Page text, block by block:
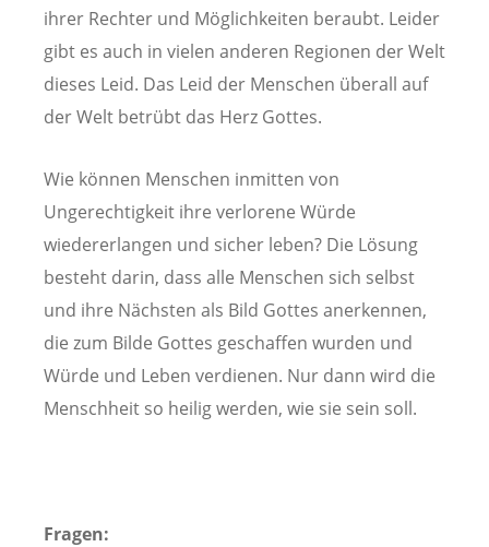
ihrer Rechter und Möglichkeiten beraubt. Leider
gibt es auch in vielen anderen Regionen der Welt
dieses Leid. Das Leid der Menschen überall auf
der Welt betrübt das Herz Gottes.
Wie können Menschen inmitten von
Ungerechtigkeit ihre verlorene Würde
wiedererlangen und sicher leben? Die Lösung
besteht darin, dass alle Menschen sich selbst
und ihre Nächsten als Bild Gottes anerkennen,
die zum Bilde Gottes geschaffen wurden und
Würde und Leben verdienen. Nur dann wird die
Menschheit so heilig werden, wie sie sein soll.
Fragen: